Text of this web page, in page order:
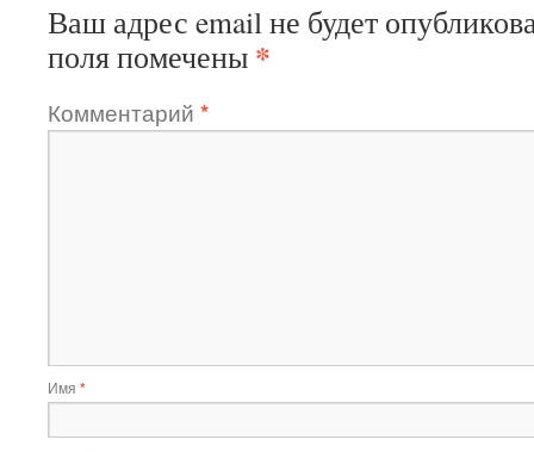
Ваш адрес email не будет
поля помечены *
Комментарий *
Имя *